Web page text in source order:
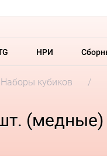
НРИ
Наборы кубиков
(медные)